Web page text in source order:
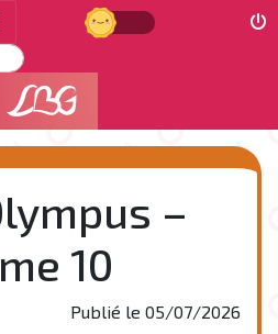
Jour
–
10
Publié le 05/07/2026